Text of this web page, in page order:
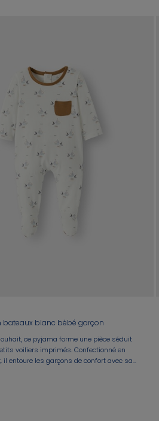
bateaux blanc bébé garçon
ce pyjama forme une pièce séduit
voiliers imprimés. Confectionné en
il entoure les garçons de confort avec sa
avec pieds couvrants. Parfait pour des
l'enfilage est facilité grâce aux